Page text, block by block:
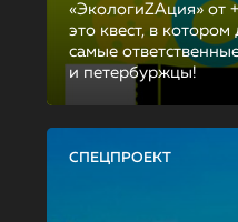
«ЭкологиZAция»
это квест, в
самые
и петербуржцы!
СПЕЦПРОЕКТ